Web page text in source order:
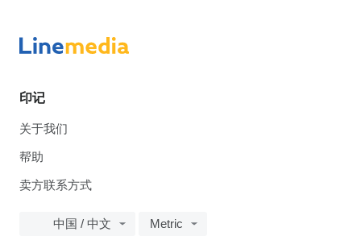
印记
关于我们
帮助
卖方联系方式
中国 / 中文 Metric